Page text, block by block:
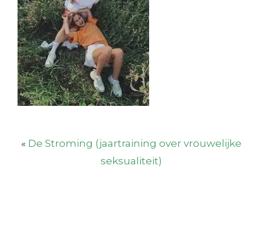
« De Stroming (jaartraining over vrouwelijke
seksualiteit)